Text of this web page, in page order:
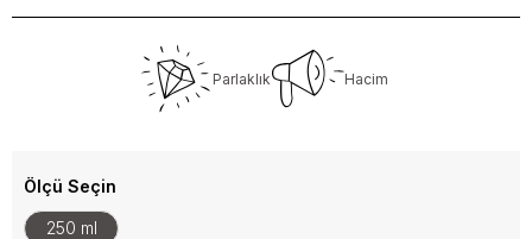
Parlaklık Hacim
Ölçü Seçin
250 ml